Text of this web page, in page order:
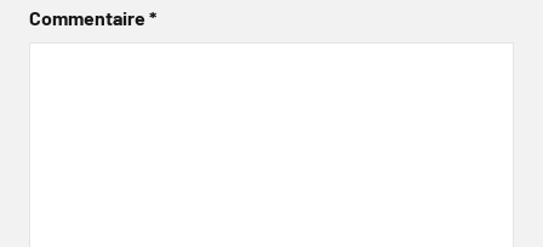
Commentaire*